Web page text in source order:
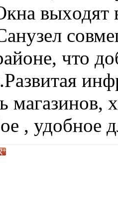
выxодят
что
магазинов,
, удобное